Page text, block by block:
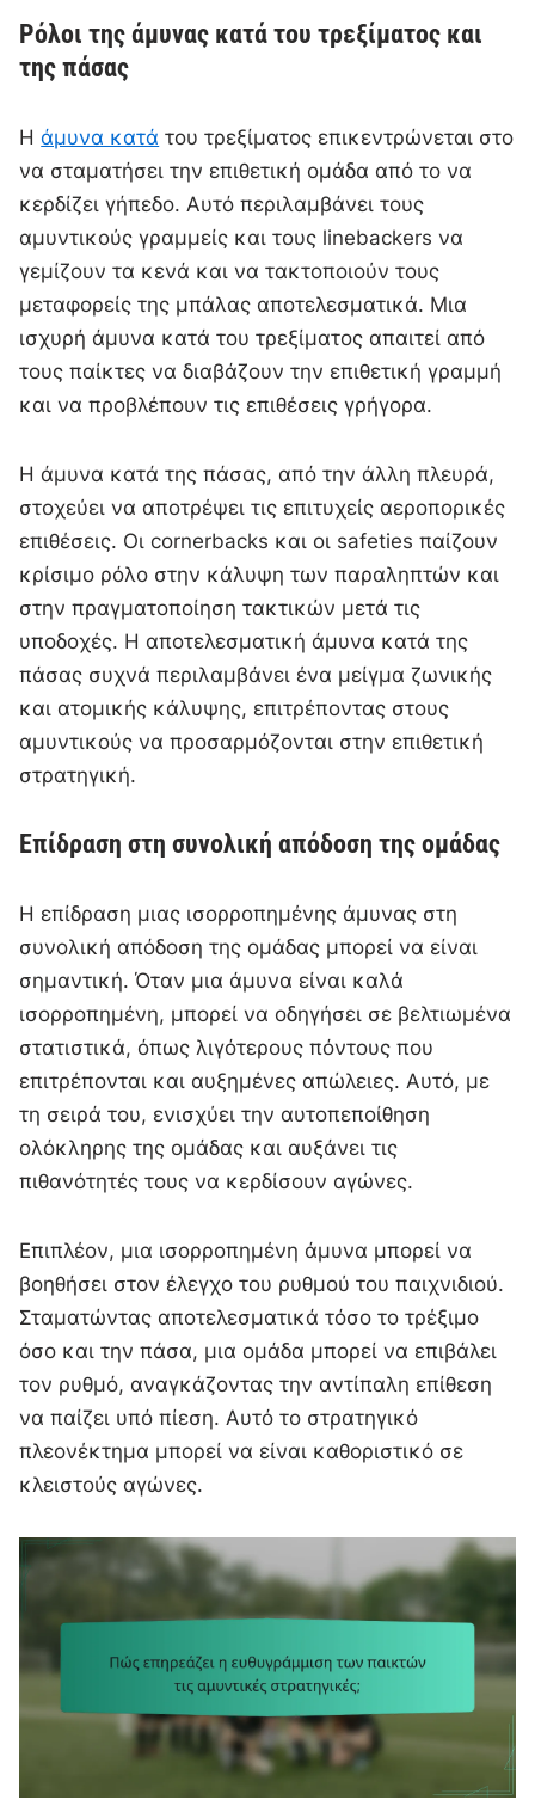
Ρόλοι της άμυνας κατά του τρεξίματος και
της πάσας
Ηάμυνα κατά του τρεξίματος επικεντρώνεται στο
να σταματήσει την επιθετική ομάδα από το να
κερδίζει γήπεδο. Αυτό περιλαμβάνει τους
αμυντικούς γραμμείς και τους linebackers να
γεμίζουν τα κενά και να τακτοποιούν τους
μεταφορείς της μπάλας αποτελεσματικά. Μια
ισχυρή άμυνα κατά του τρεξίματος απαιτεί από
τους παίκτες να διαβάζουν την επιθετική γραμμή
και να προβλέπουν τις επιθέσεις γρήγορα.
Η άμυνα κατά της πάσας, από την άλλη πλευρά,
στοχεύει να αποτρέψει τις επιτυχείς αεροπορικές
επιθέσεις. Οι cornerbacks και οι safeties παίζουν
κρίσιμο ρόλο στην κάλυψη των παραληπτών και
στην πραγματοποίηση τακτικών μετά τις
υποδοχές. Η αποτελεσματική άμυνα κατά της
πάσας συχνά περιλαμβάνει ένα μείγμα ζωνικής
και ατομικής κάλυψης, επιτρέποντας στους
αμυντικούς να προσαρμόζονται στην επιθετική
στρατηγική.
Επίδραση στη συνολική απόδοση της ομάδας
Η επίδραση μιας ισορροπημένης άμυνας στη
συνολική απόδοση της ομάδας μπορεί να είναι
σημαντική. Όταν μια άμυνα είναι καλά
ισορροπημένη, μπορεί να οδηγήσει σε βελτιωμένα
στατιστικά, όπως λιγότερους πόντους που
επιτρέπονται και αυξημένες απώλειες. Αυτό, με
τη σειρά του, ενισχύει την αυτοπεποίθηση
ολόκληρης της ομάδας και αυξάνει τις
πιθανότητές τους να κερδίσουν αγώνες.
Επιπλέον, μια ισορροπημένη άμυνα μπορεί να
βοηθήσει στον έλεγχο του ρυθμού του παιχνιδιού.
Σταματώντας αποτελεσματικά τόσο το τρέξιμο
όσο και την πάσα, μια ομάδα μπορεί να επιβάλει
τον ρυθμό, αναγκάζοντας την αντίπαλη επίθεση
να παίζει υπό πίεση. Αυτό το στρατηγικό
πλεονέκτημα μπορεί να είναι καθοριστικό σε
κλειστούς αγώνες.